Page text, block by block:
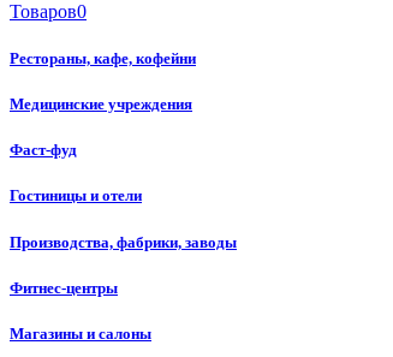
Товаров0
Рестораны, кафе, кофейни
Медицинские учреждения
Фаст-фуд
Гостиницы и отели
Производства, фабрики, заводы
Фитнес-центры
Магазины и салоны